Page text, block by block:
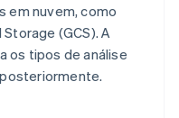
em nuvem, como
(GCS). A
os tipos de análise